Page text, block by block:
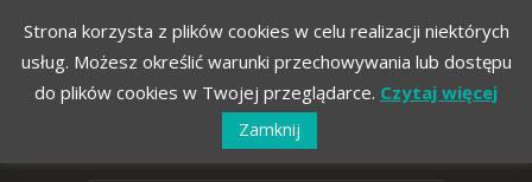
Strona korzysta z plików cookies w celu realizacji niektórych
usług. Możesz określić warunki przechowywania lub dostępu
do plików cookies w Twojej przeglądarce. Czytaj więcej
Zamknij